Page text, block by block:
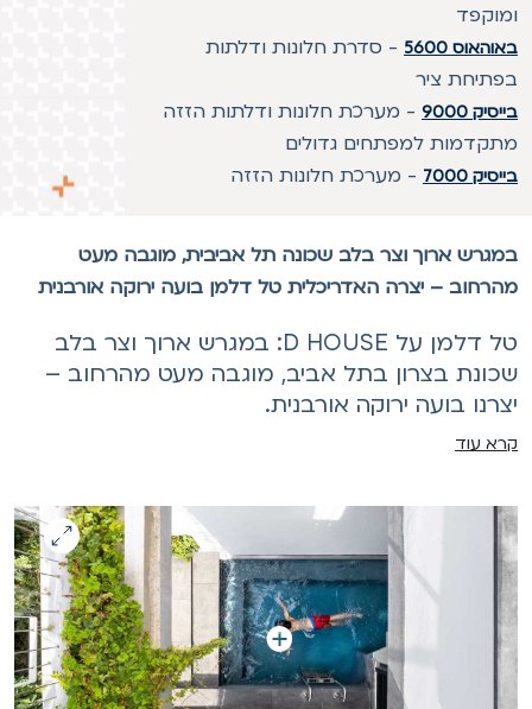
5600
- סדרת חלונות ודלתות
ציר
9000
- מערכת חלונות ודלתות הזזה
למפתחים גדולים
7000
- מערכת חלונות הזזה
ארוך וצר בלב שכונה תל אביבית, מוגבה מעט
– יצרה האדריכלית טל דלמן בועה ירוקה אורבנית
טל דלמן על D HOUSE: במגרש ארוך וצר בלב
בצרון בתל אביב, מוגבה מעט מהרחוב –
בועה ירוקה אורבנית.
עוד